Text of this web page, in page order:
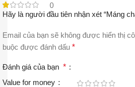
0
Hãy là người đầu tiên nhận xét “Máng
Email của bạn sẽ không được hiển thị
buộc được đánh dấu *
Đánh giá của bạn *
Value for money